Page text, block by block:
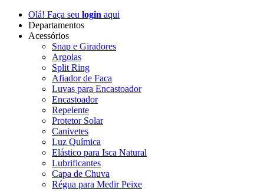
Olá! Faça seu login aqui
Departamentos
Acessórios
Snap e Giradores
Argolas
Split Ring
Afiador de Faca
Luvas para Encastoador
Encastoador
Repelente
Protetor Solar
Canivetes
Luz Química
Elástico para Isca Natural
Lubrificantes
Capa de Chuva
Régua para Medir Peixe